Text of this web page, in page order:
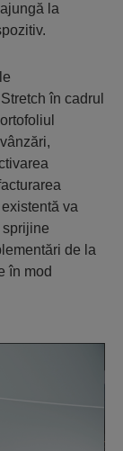
la
în cadrul
va
de la
în mod